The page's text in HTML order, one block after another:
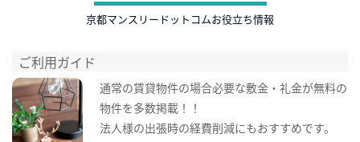
京都マンスリードットコムお役立ち情報
ご利用ガイド
通常の賃貸物件の場合必要な敷金・礼金が無料の
物件を多数掲載！！
法人様の出張時の経費削減にもおすすめです。